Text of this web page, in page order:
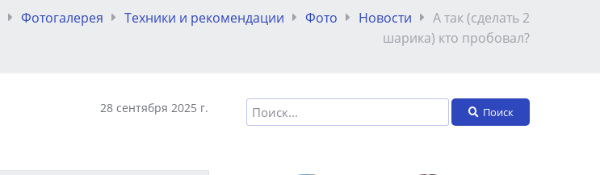
Фотогалерея Техники и рекомендации Фото Новости
А так (сделать 2
шарика) кто пробовал?
28 сентября 2025 г. Поиск